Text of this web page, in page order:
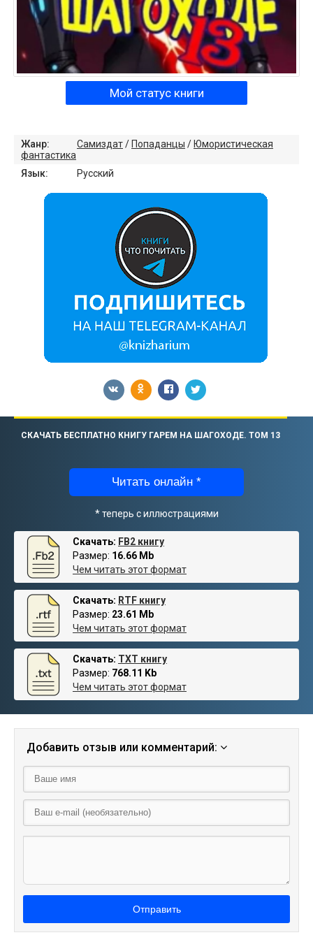
Мой статус книги
Жанр: Самиздат/ Попаданцы / Юмористическая
фантастика
Язык:
Русский
СКАЧАТЬ БЕСПЛАТНО КНИГУ ГАРЕМ НА ШАГОХОДЕ. ТОМ 13
Читать онлайн *
* теперь с иллюстрациями
Скачать: FB2 книгу
Размер: 16.66 Mb
Чем читать этот формат
Скачать: RTF книгу
Размер: 23.61 Mb
Чем читать этот формат
Скачать: TXT книгу
Размер: 768.11 Kb
Чем читать этот формат
Добавить отзыв или комментарий:
Отправить